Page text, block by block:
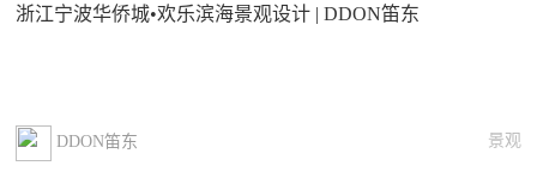
浙江宁波华侨城•欢乐滨海景观设计 | DDON笛东
DDON笛东 景观